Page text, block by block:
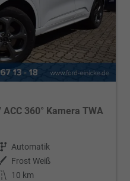
ACC 360° Kamera TWA
Getriebe Automatik
Außenfarbe
Frost Weiß
Kilometerstand 10 km